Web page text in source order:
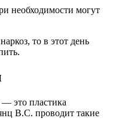
необходимости могут
то в этот день
— это пластика
В.С. проводит такие